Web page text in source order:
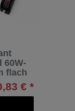
60W-
flach
€ *